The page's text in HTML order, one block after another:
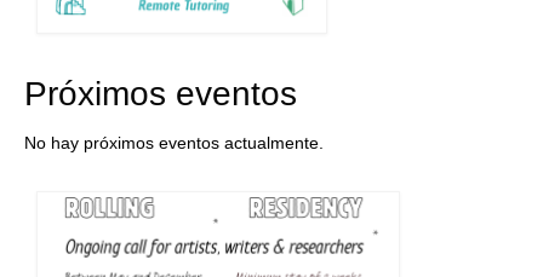
Próximos eventos
No hay próximos eventos actualmente.